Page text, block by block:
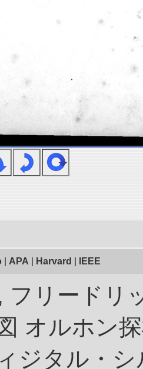
APA Harvard IEEE
フリードリ
オルホン
ジタル・